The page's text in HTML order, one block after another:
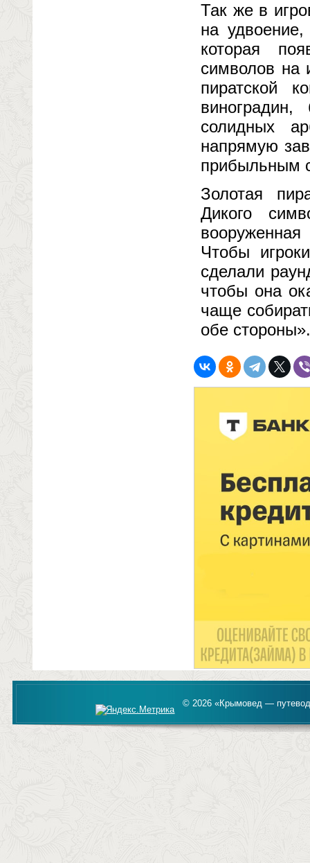
Так же в
на
которая
символов на
пиратской
солидных
напрямую
прибыльным
Золотая
Дикого
Чтобы
сделали
чтобы она
чаще
обе стороны».
© 2026 «Крымовед —